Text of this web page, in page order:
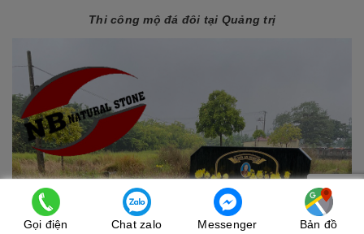
Thi công mộ đá đôi tại Quảng trị
Gọi điện Chat zalo Messenger Bản đồ